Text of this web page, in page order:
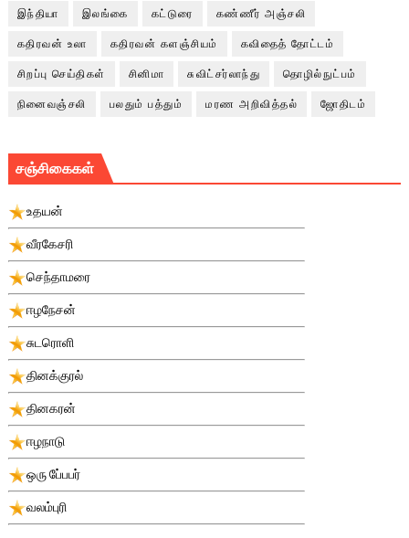
இந்தியா இலங்கை கட்டுரை கண்ணீர் அஞ்சலி
கதிரவன் உலா கதிரவன் களஞ்சியம் கவிதைத் தோட்டம்
சிறப்பு செய்திகள் சினிமா சுவிட்சர்லாந்து தொழில்நுட்பம்
நினைவஞ்சலி பலதும் பத்தும் மரண அறிவித்தல் ஜோதிடம்
சஞ்சிகைகள்
உதயன்
வீரகேசரி
செந்தாமரை
ஈழநேசன்
சுடரொளி
தினக்குரல்
தினகரன்
ஈழநாடு
ஒரு பே்பபர்
வலம்புரி